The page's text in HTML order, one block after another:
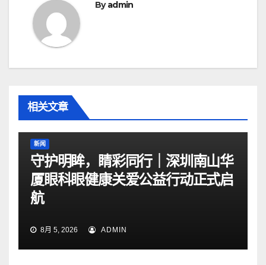
Byadmin
相关文章
新闻
守护明眸，睛彩同行｜深圳南山华
厦眼科眼健康关爱公益行动正式启
航
8月 5, 2026 ADMIN